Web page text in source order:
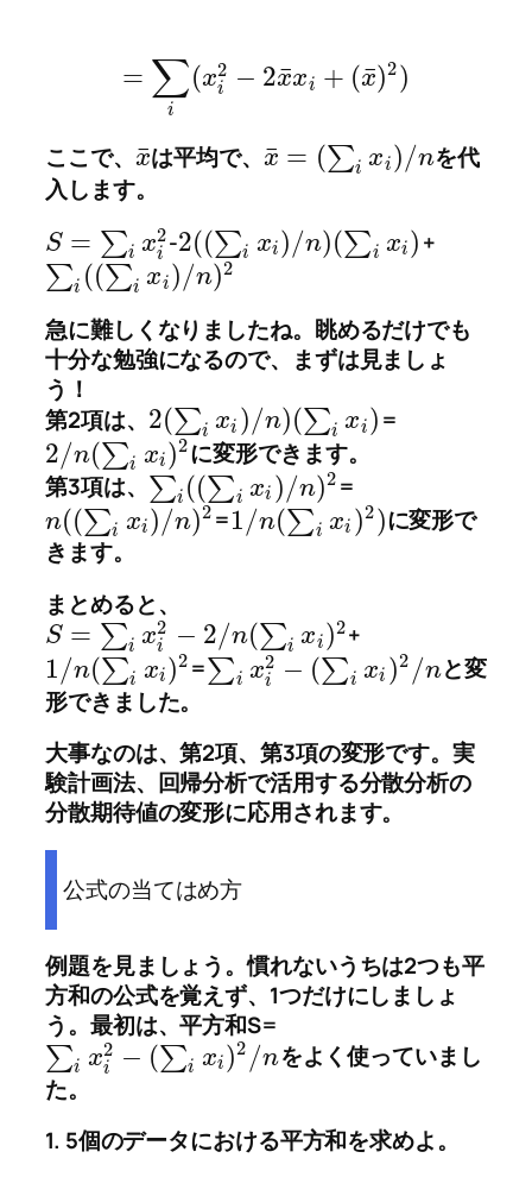
= ∑
i
(x2
i − 2x
¯xi + (x
¯)2)
ここで、 x
¯は平均で、 x
¯ = (∑i xi)/nを代
入します。
S = ∑i x2
i -2((∑i xi)/n)(∑i xi)+
∑i ((∑i xi)/n)2
急に難しくなりましたね。眺めるだけでも
十分な勉強になるので、まずは見ましょ
う！
第2項は、 2(∑i xi )/n)(∑i xi)=
2/n(∑i xi)2に変形できます。
第3項は、 ∑i ((∑i xi )/n)2 =
n((∑i xi)/n)2 =1/n(∑i xi )2)に変形で
きます。
まとめると、
S = ∑i x2
i − 2/n(∑i xi)2+
1/n(∑i xi)2 =∑i x2
i − (∑i xi )2 /nと変
形できました。
大事なのは、第2項、第3項の変形です。実
験計画法、回帰分析で活用する分散分析の
分散期待値の変形に応用されます。
公式の当てはめ方
例題を見ましょう。慣れないうちは2つも平
方和の公式を覚えず、1つだけにしましょ
う。最初は、平方和S=
∑i x2
i − (∑i xi)2 /nをよく使っていまし
た。
1. 5個のデータにおける平方和を求めよ。